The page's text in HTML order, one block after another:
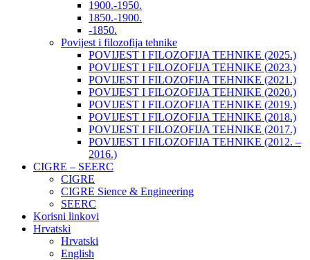
1900.-1950.
1850.-1900.
-1850.
Povijest i filozofija tehnike
POVIJEST I FILOZOFIJA TEHNIKE (2025.)
POVIJEST I FILOZOFIJA TEHNIKE (2023.)
POVIJEST I FILOZOFIJA TEHNIKE (2021.)
POVIJEST I FILOZOFIJA TEHNIKE (2020.)
POVIJEST I FILOZOFIJA TEHNIKE (2019.)
POVIJEST I FILOZOFIJA TEHNIKE (2018.)
POVIJEST I FILOZOFIJA TEHNIKE (2017.)
POVIJEST I FILOZOFIJA TEHNIKE (2012. –
2016.)
CIGRE – SEERC
CIGRE
CIGRE Sience & Engineering
SEERC
Korisni linkovi
Hrvatski
Hrvatski
English